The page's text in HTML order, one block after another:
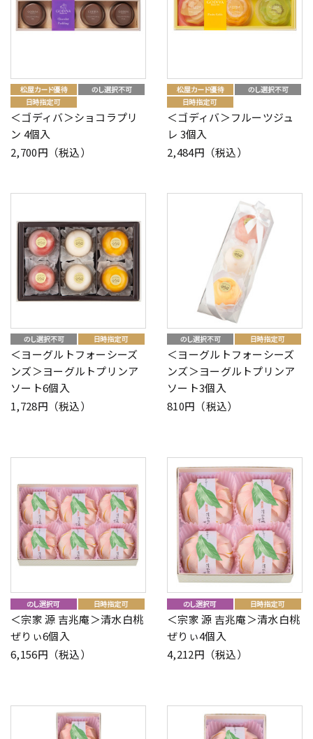
＜ゴディバ＞ショコラプリ
ン 4個入
2,700円（税込）
＜ゴディバ＞フルーツジュ
レ 3個入
2,484円（税込）
＜ヨーグルトフォーシーズ
ンズ＞ヨーグルトプリンア
ソート6個入
1,728円（税込）
＜ヨーグルトフォーシーズ
ンズ＞ヨーグルトプリンア
ソート3個入
810円（税込）
＜宗家 源 吉兆庵＞清水白桃
ぜりぃ6個入
6,156円（税込）
＜宗家 源 吉兆庵＞清水白桃
ぜりぃ4個入
4,212円（税込）